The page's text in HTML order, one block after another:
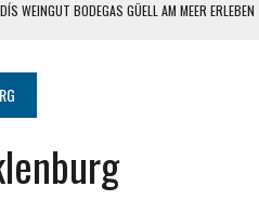
WEINGUT BODEGAS GÜELL AM MEER ERLEBEN
EINFACH ZWISCHENDURCH EINEN ENERGIE-
LEBENSMITTELBRANCHE